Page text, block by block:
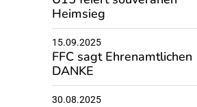
Heimsieg
15.09.2025
FFC sagt Ehrenamtlichen
DANKE
30.08.2025